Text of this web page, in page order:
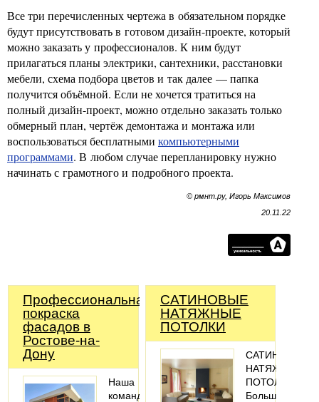
Все три перечисленных чертежа в обязательном порядке
будут присутствовать в готовом дизайн-проекте, который
можно заказать у профессионалов. К ним будут
прилагаться планы электрики, сантехники, расстановки
мебели, схема подбора цветов и так далее — папка
получится объёмной. Если не хочется тратиться на
полный дизайн-проект, можно отдельно заказать только
обмерный план, чертёж демонтажа и монтажа или
воспользоваться бесплатными компьютерными
программами. В любом случае перепланировку нужно
начинать с грамотного и подробного проекта.
© рмнт.ру, Игорь Максимов
20.11.22
Профессиональная
покраска
фасадов в
Ростове-на-
Дону
Наша
команда
САТИНОВЫЕ
НАТЯЖНЫЕ
ПОТОЛКИ
САТИНОВЫЕ
НАТЯЖНЫЕ
ПОТОЛКИ
Большой